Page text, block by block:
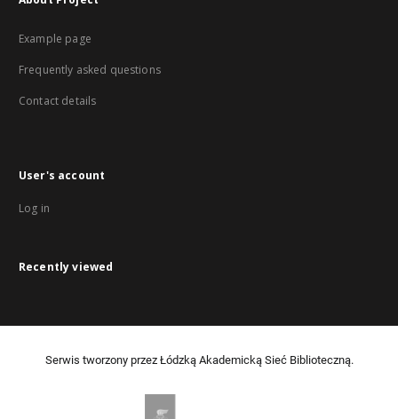
Example page
Frequently asked questions
Contact details
User's account
Log in
Recently viewed
Serwis tworzony przez Łódzką Akademicką Sieć Biblioteczną.